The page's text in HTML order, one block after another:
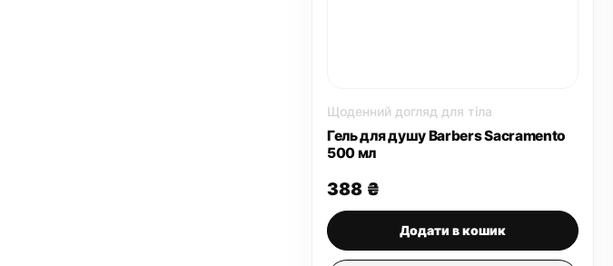
Щоденний догляд для тіла
Гель для душу Barbers Sacramento
500 мл
388 ₴
Додати в кошик